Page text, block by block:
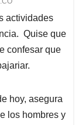
actividades
Quise que
confesar que
hoy, asegura
los hombres y